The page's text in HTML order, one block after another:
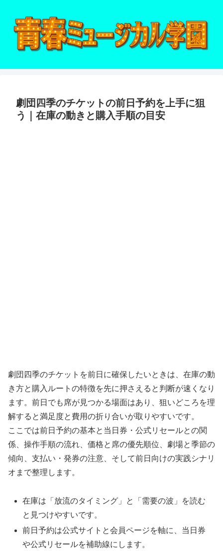
劇団四季のチケットの前日予約を上手に狙
う｜在庫の動きと購入手順の目安
劇団四季のチケットを前日に確保したいときは、在庫の動
き方と購入ルートの特徴を先に押さえると判断が速くなり
ます。前日でも席が見つかる場面はあり、狙いどころを理
解すると満足度と費用の折り合いが取りやすいです。
ここでは前日予約の基本と当日券・公式リセールとの関
係、操作手順の流れ、価格と席の優先順位、劇場と季節の
傾向、支払い・発券の注意、そして前日向けの実践シナリ
オまで整理します。
在庫は「放流のタイミング」と「需要の波」を読む
と見つけやすいです。
前日予約は公式サイトと会員ページを軸に、当日券
や公式リセールを補助線にします。